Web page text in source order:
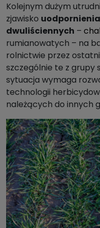
Kolejnym dużym
zjawisko
dwuliściennych –
rumianowatych – na
rolnictwie przez
szczególnie te z grupy
sytuacja wymaga
technologii
należących do innych